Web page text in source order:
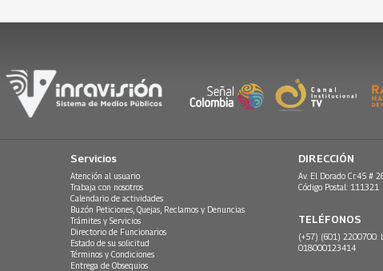
Servicios
Atención al usuario
Trabaja con nosotros
Calendario de actividades
Buzón Peticiones, Quejas, Reclamos y Denuncias
Trámites y Servicios
Directorio de Funcionarios
Estado de su solicitud
Términos y Condiciones
Entrega de Obsequios
DIRECCIÓN
Av. El Dorado Cr.45 #
Código Postal: 111321
TELÉFONOS
(+57) (601) 2200700.
018000123414